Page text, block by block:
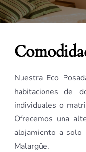
Nuestra Eco
habitaciones de
individuales o
Ofrecemos una
alojamiento a
Malargüe.